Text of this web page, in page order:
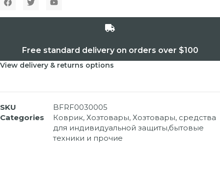
Free standard delivery on orders over $100
View delivery & returns options
SKU
BFRF0030005
Categories
Коврик, Хозтовары, Хозтовары, средства
для индивидуальной защиты,бытовые
техники и прочие